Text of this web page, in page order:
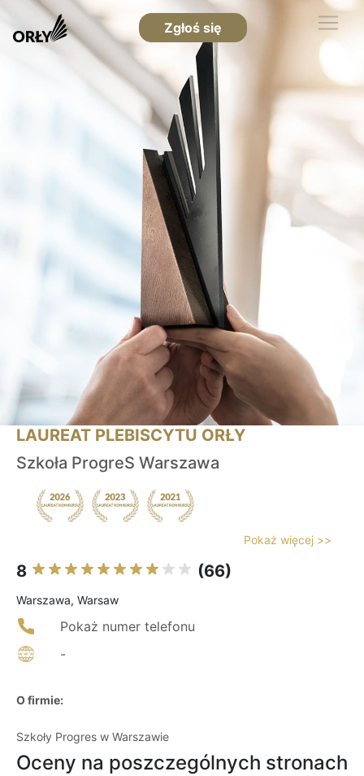
Zgłoś się
LAUREAT PLEBISCYTU ORŁY
Szkoła ProgreS Warszawa
Pokaż więcej >>
8 (66)
Warszawa, Warsaw
Pokaż numer telefonu
-
O firmie:
Szkoły Progres w Warszawie
Oceny na poszczególnych stronach